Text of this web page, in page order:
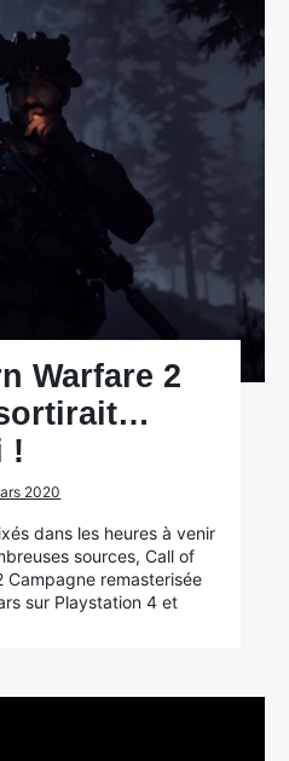
Warfare 2
!
2020
dans les heures à venir
sources, Call of
Campagne remasterisée
sur Playstation 4 et